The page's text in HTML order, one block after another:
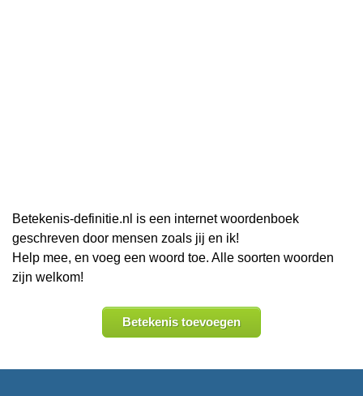
Betekenis-definitie.nl is een internet woordenboek
geschreven door mensen zoals jij en ik!
Help mee, en voeg een woord toe. Alle soorten woorden
zijn welkom!
Betekenis toevoegen